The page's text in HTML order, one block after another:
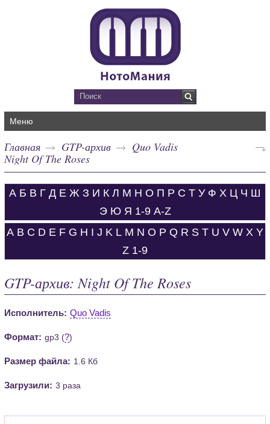
Меню
Главная GTP-архив
Quo Vadis
Night Of The Roses
А Б В Г Д Е Ж З И К Л М Н О П Р С Т У Ф Х Ц Ч Ш
Э Ю Я 1-9 A-Z
A B C D E F G H I J K L M N O P Q R S T U V W X Y
Z 1-9
GTP-архив: Night Of The Roses
Исполнитель: Quo Vadis
Формат: gp3 (?)
Размер файла: 1.6 Кб
Загрузили: 3 раза